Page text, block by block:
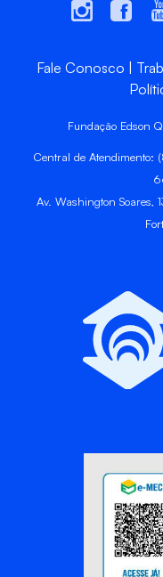
Fale Conosco
Fundação Edson
Central de
Av. Washington Soares,